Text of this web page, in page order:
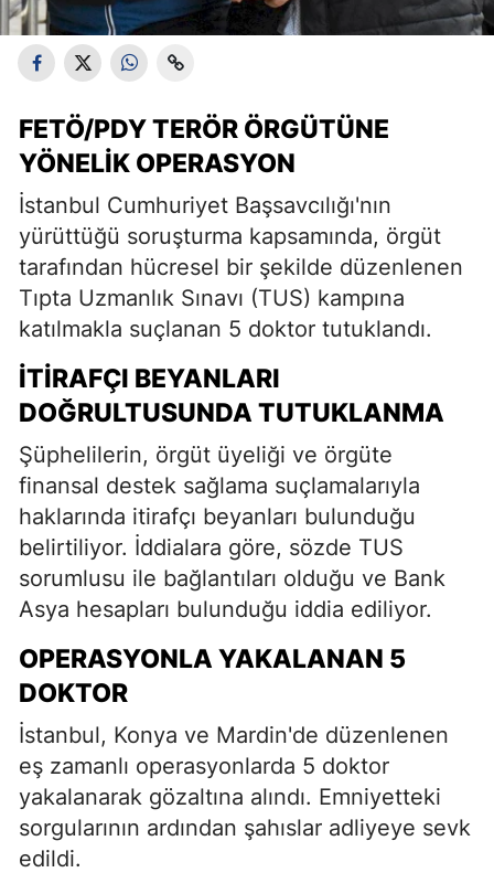
FETÖ/PDY TERÖR ÖRGÜTÜNE
YÖNELIK OPERASYON
İstanbul Cumhuriyet Başsavcılığı'nın
yürüttüğü soruşturma kapsamında, örgüt
tarafından hücresel bir şekilde düzenlenen
Tıpta Uzmanlık Sınavı (TUS) kampına
katılmakla suçlanan 5 doktor tutuklandı.
İTIRAFÇI BEYANLARI
DOĞRULTUSUNDA TUTUKLANMA
Şüphelilerin, örgüt üyeliği ve örgüte
finansal destek sağlama suçlamalarıyla
haklarında itirafçı beyanları bulunduğu
belirtiliyor. İddialara göre, sözde TUS
sorumlusu ile bağlantıları olduğu ve Bank
Asya hesapları bulunduğu iddia ediliyor.
OPERASYONLA YAKALANAN 5
DOKTOR
İstanbul, Konya ve Mardin'de düzenlenen
eş zamanlı operasyonlarda 5 doktor
yakalanarak gözaltına alındı. Emniyetteki
sorgularının ardından şahıslar adliyeye sevk
edildi.